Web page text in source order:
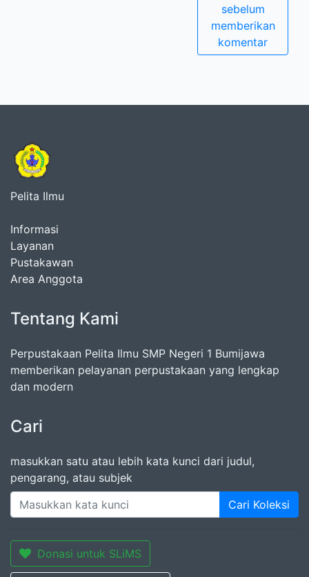
sebelum
memberikan
komentar
Pelita Ilmu
Informasi
Layanan
Pustakawan
Area Anggota
Tentang Kami
Perpustakaan Pelita Ilmu SMP Negeri 1 Bumijawa
memberikan pelayanan perpustakaan yang lengkap
dan modern
Cari
masukkan satu atau lebih kata kunci dari judul,
pengarang, atau subjek
Cari Koleksi
Donasi untuk SLiMS